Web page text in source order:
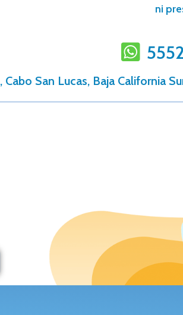
ni
, Cabo San Lucas, Baja California